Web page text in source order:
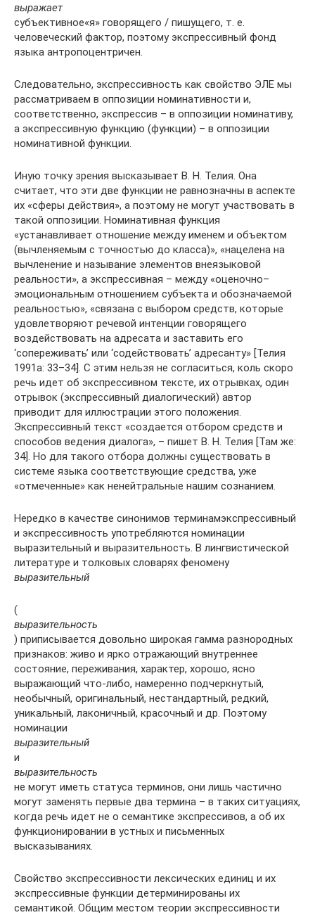
выражает
субъективное«я» говорящего / пишущего, т. е.
человеческий фактор, поэтому экспрессивный фонд
языка антропоцентричен.
Следовательно, экспрессивность как свойство ЭЛЕ мы
рассматриваем в оппозиции номинативности и,
соответственно, экспрессив – в оппозиции номинативу,
а экспрессивную функцию (функции) – в оппозиции
номинативной функции.
Иную точку зрения высказывает В. Н. Телия. Она
считает, что эти две функции не равнозначны в аспекте
их «сферы действия», а поэтому не могут участвовать в
такой оппозиции. Номинативная функция
«устанавливает отношение между именем и объектом
(вычленяемым с точностью до класса)», «нацелена на
вычленение и называние элементов внеязыковой
реальности», а экспрессивная – между «оценочно–
эмоциональным отношением субъекта и обозначаемой
реальностью», «связана с выбором средств, которые
удовлетворяют речевой интенции говорящего
воздействовать на адресата и заставить его
‘сопереживать’ или ‘содействовать’ адресанту» [Телия
1991а: 33–34]. С этим нельзя не согласиться, коль скоро
речь идет об экспрессивном тексте, их отрывках, один
отрывок (экспрессивный диалогический) автор
приводит для иллюстрации этого положения.
Экспрессивный текст «создается отбором средств и
способов ведения диалога», – пишет В. Н. Телия [Там же:
34]. Но для такого отбора должны существовать в
системе языка соответствующие средства, уже
«отмеченные» как ненейтральные нашим сознанием.
Нередко в качестве синонимов терминамэкспрессивный
и экспрессивность употребляются номинации
выразительный и выразительность. В лингвистической
литературе и толковых словарях феномену
выразительный
(
выразительность
) приписывается довольно широкая гамма разнородных
признаков: живо и ярко отражающий внутреннее
состояние, переживания, характер, хорошо, ясно
выражающий что-либо, намеренно подчеркнутый,
необычный, оригинальный, нестандартный, редкий,
уникальный, лаконичный, красочный и др. Поэтому
номинации
выразительный
и
выразительность
не могут иметь статуса терминов, они лишь частично
могут заменять первые два термина – в таких ситуациях,
когда речь идет не о семантике экспрессивов, а об их
функционировании в устных и письменных
высказываниях.
Свойство экспрессивности лексических единиц и их
экспрессивные функции детерминированы их
семантикой. Общим местом теории экспрессивности